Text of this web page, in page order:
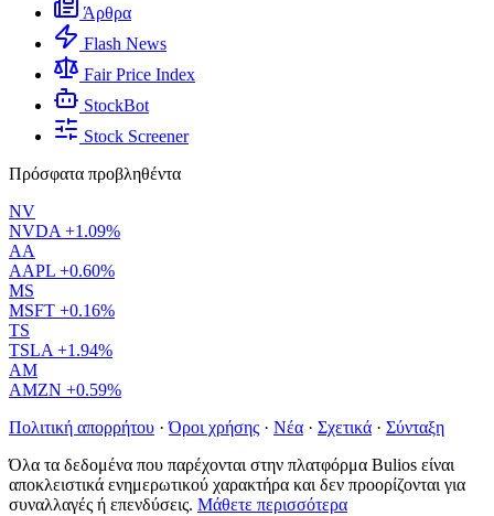
Άρθρα
Flash News
Fair Price Index
StockBot
Stock Screener
Πρόσφατα προβληθέντα
NV
NVDA +1.09%
AA
AAPL +0.60%
MS
MSFT +0.16%
TS
TSLA +1.94%
AM
AMZN +0.59%
Πολιτική απορρήτου · Όροι χρήσης · Νέα · Σχετικά · Σύνταξη
Όλα τα δεδομένα που παρέχονται στην πλατφόρμα Bulios είναι
αποκλειστικά ενημερωτικού χαρακτήρα και δεν προορίζονται για
συναλλαγές ή επενδύσεις. Μάθετε περισσότερα